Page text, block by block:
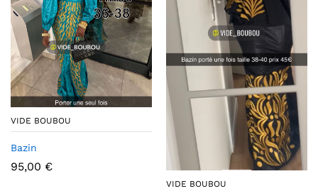
VIDE BOUBOU
Bazin
95,00 €
VIDE BOUBOU